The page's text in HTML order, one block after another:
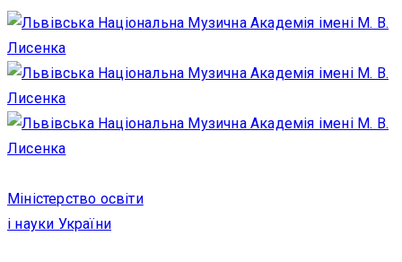
Міністерство освіти
і науки України